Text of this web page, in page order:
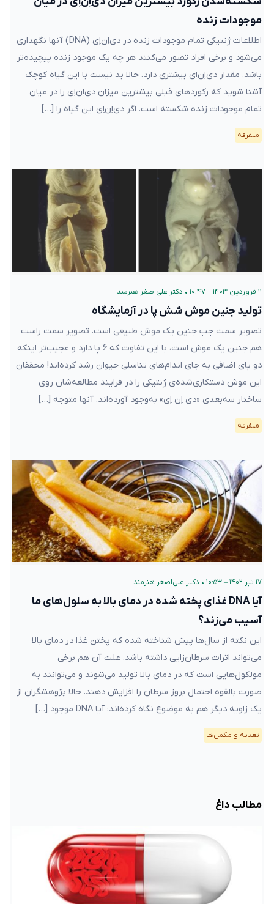
موجودات زنده
اطلاعات ژنتیکی تمام موجودات زنده در دی‌اِن‌اِی (DNA) آنها نگهداری
می‌شود و برخی افراد تصور می‌کنند هر چه یک موجود زنده پیچیده‌تر
باشد، مقدار دی‌اِن‌اِی بیشتری دارد. حالا بد نیست با این گیاه کوچک
آشنا شوید که رکوردهای قبلی بیشترین میزان دی‌اِن‌اِی را در میان
تمام موجودات زنده شکسته است. اگر دی‌اِن‌اِی این گیاه را […]
متفرقه
۱۱ فروردین ۱۴۰۳ – ۱۰:۴۷ • دکتر علی‌اصغر هنرمند
تولید جنین موش شش پا در آزمایشگاه
تصویر سمت چپ جنین یک موش طبیعی است. تصویر سمت راست
هم جنین یک موش است، با این تفاوت که ۶ پا دارد و عجیب‌تر اینکه
دو پای اضافی به جای اندام‌های تناسلی حیوان رشد کرده‌اند! محققان
این موش دستکاری‌شده‌ی ژنتیکی را در فرایند مطالعه‌شان روی
ساختار سه‌بعدی «دی اِن اِی» به‌وجود آورده‌اند. آنها متوجه‌ […]
متفرقه
۱۷ تیر ۱۴۰۲ – ۱۰:۵۳ • دکتر علی‌اصغر هنرمند
آیا DNA غذای پخته شده در دمای بالا به سلول‌های ما
آسیب می‌زند؟
این نکته از سال‌ها پیش شناخته شده که پختن غذا در دمای بالا
می‌تواند اثرات سرطان‌زایی داشته باشد. علت آن هم برخی
مولکول‌هایی است که در دمای بالا تولید می‌شوند و می‌توانند به
صورت بالقوه احتمال بروز سرطان را افزایش دهند. حالا پژوهشگران از
یک زاویه دیگر هم به موضوع نگاه کرده‌اند: آیا DNA موجود […]
تغذیه و مکمل‌ها
مطالب داغ